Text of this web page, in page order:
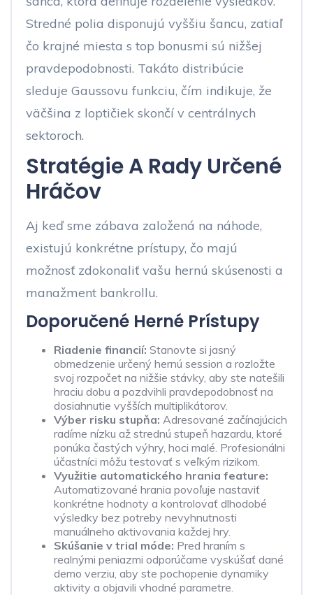
Stredné polia disponujú vyššiu šancu, zatiaľ
čo krajné miesta s top bonusmi sú nižšej
pravdepodobnosti. Takáto distribúcie
sleduje Gaussovu funkciu, čím indikuje, že
väčšina z loptičiek skončí v centrálnych
sektoroch.
Stratégie A Rady Určené
Hráčov
Aj keď sme zábava založená na náhode,
existujú konkrétne prístupy, čo majú
možnosť zdokonaliť vašu hernú skúsenosti a
manažment bankrollu.
Doporučené Herné Prístupy
Riadenie financií: Stanovte si jasný
obmedzenie určený hernú session a rozložte
svoj rozpočet na nižšie stávky, aby ste natešili
hraciu dobu a pozdvihli pravdepodobnosť na
dosiahnutie vyšších multiplikátorov.
Výber risku stupňa: Adresované začínajúcich
radíme nízku až strednú stupeň hazardu, ktoré
ponúka častých výhry, hoci malé. Profesionálni
účastníci môžu testovať s veľkým rizikom.
Využitie automatického hrania feature:
Automatizované hrania povoľuje nastaviť
konkrétne hodnoty a kontrolovať dlhodobé
výsledky bez potreby nevyhnutnosti
manuálneho aktivovania každej hry.
Skúšanie v trial móde: Pred hraním s
realnými peniazmi odporúčame vyskúšať dané
demo verziu, aby ste pochopenie dynamiky
aktivity a objavili vhodné parametre.